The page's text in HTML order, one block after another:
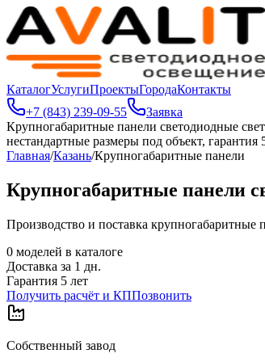
КаталогУслугиПроектыГородаКонтакты
+7 (843) 239-09-55
Заявка
Крупногабаритные панели светодиодные
нестандартные размеры под объект, гарантия
Главная/Казань/Крупногабаритные панели
Крупногабаритные панели
Производство и поставка крупногабаритные
0 моделей в каталоге
Доставка за 1 дн.
Гарантия 5 лет
Получить расчёт и КППозвонить
Собственный завод